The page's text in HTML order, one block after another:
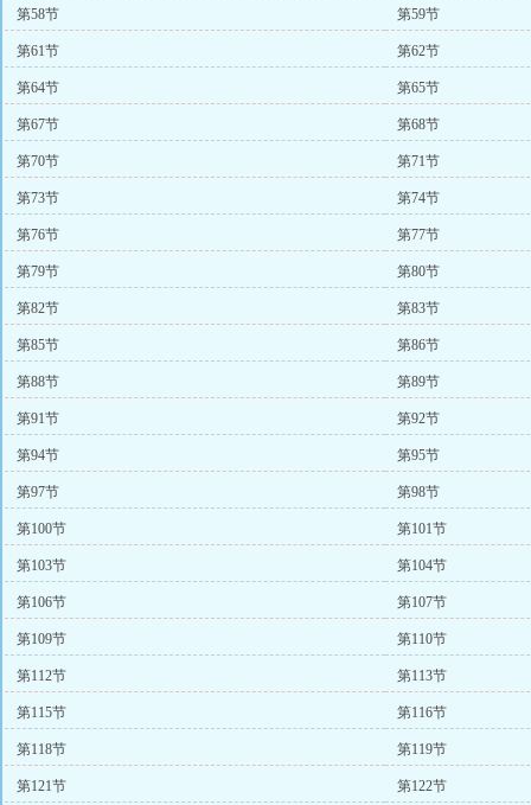
第58节 第59节
第61节 第62节
第64节 第65节
第67节 第68节
第70节 第71节
第73节 第74节
第76节 第77节
第79节 第80节
第82节 第83节
第85节 第86节
第88节 第89节
第91节 第92节
第94节 第95节
第97节 第98节
第100节 第101节
第103节 第104节
第106节 第107节
第109节 第110节
第112节 第113节
第115节 第116节
第118节 第119节
第121节 第122节